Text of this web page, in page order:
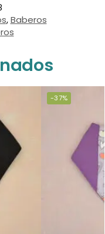
,Baberos
-37%